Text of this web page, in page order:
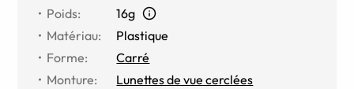
Poids:
16g
Matériau:
Plastique
Forme:
Carré
Monture:
Lunettes de vue cerclées